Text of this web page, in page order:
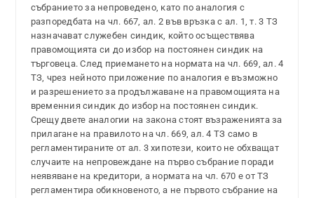
събранието за непроведено, като по аналогия с
разпоредбата на чл. 667, ал. 2 във връзка с ал. 1, т. 3 ТЗ
назначават служебен синдик, който осъществява
правомощията си до избор на постоянен синдик на
търговеца. След приемането на нормата на чл. 669, ал. 4
ТЗ, чрез нейното приложение по аналогия е възможно
и разрешението за продължаване на правомощията на
временния синдик до избор на постоянен синдик.
Срещу двете аналогии на закона стоят възраженията за
прилагане на правилото на чл. 669, ал. 4 ТЗ само в
регламентираните от ал. 3 хипотези, които не обхващат
случаите на непровеждане на първо събрание поради
неявяване на кредитори, а нормата на чл. 670 е от ТЗ
регламентира обикновеното, а не първото събрание на